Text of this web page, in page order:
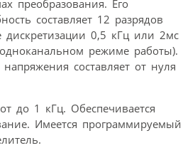
преобразования. Его
составляет 12 разрядов
дискретизации 0,5 кГц или 2мс
режиме работы).
составляет от нуля
до 1 кГц. Обеспечивается
Имеется программируемый